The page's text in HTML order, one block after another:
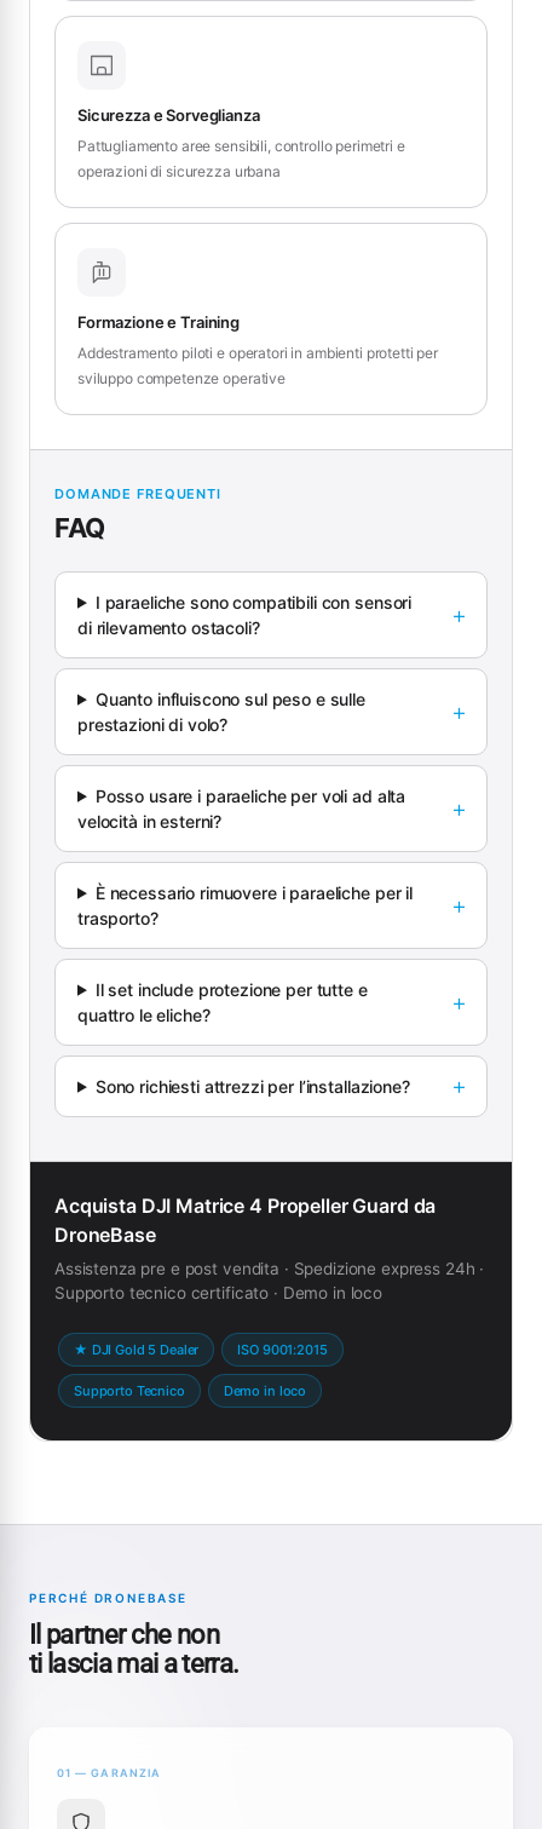
Sicurezza e Sorveglianza
Pattugliamento aree sensibili, controllo perimetri e
operazioni di sicurezza urbana
Formazione e Training
Addestramento piloti e operatori in ambienti protetti per
sviluppo competenze operative
DOMANDE FREQUENTI
FAQ
I paraeliche sono compatibili con sensori
di rilevamento ostacoli?
Quanto influiscono sul peso e sulle
prestazioni di volo?
Posso usare i paraeliche per voli ad alta
velocità in esterni?
È necessario rimuovere i paraeliche per il
trasporto?
Il set include protezione per tutte e
quattro le eliche?
Sono richiesti attrezzi per l’installazione?
Acquista DJI Matrice 4 Propeller Guard da
DroneBase
Assistenza pre e post vendita · Spedizione express 24h ·
Supporto tecnico certificato · Demo in loco
★ DJI Gold 5 Dealer ISO 9001:2015
Supporto Tecnico Demo in loco
PERCHÉ DRONEBASE
Il partner che non
ti lascia mai a terra.
01 — GARANZIA